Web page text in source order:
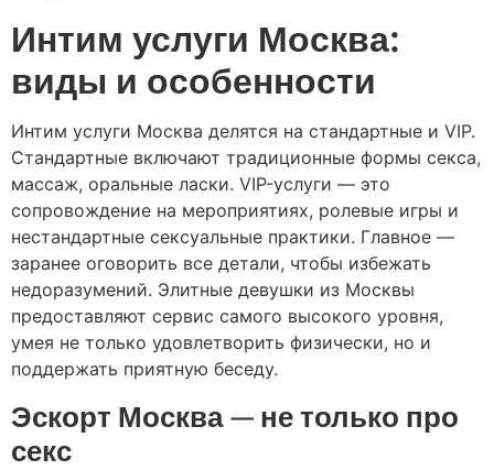
Интим услуги Москва:
виды и особенности
Интим услуги Москва делятся на стандартные и VIP.
Стандартные включают традиционные формы секса,
массаж, оральные ласки. VIP-услуги — это
сопровождение на мероприятиях, ролевые игры и
нестандартные сексуальные практики. Главное —
заранее оговорить все детали, чтобы избежать
недоразумений. Элитные девушки из Москвы
предоставляют сервис самого высокого уровня,
умея не только удовлетворить физически, но и
поддержать приятную беседу.
Эскорт Москва — не только про
секс